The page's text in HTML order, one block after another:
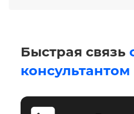
Быстрая связь
консультантом